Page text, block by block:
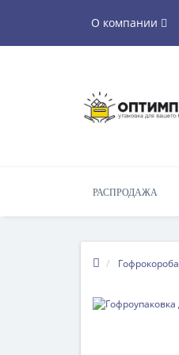
О компании
РАСПРОДАЖА
Гофрокороба